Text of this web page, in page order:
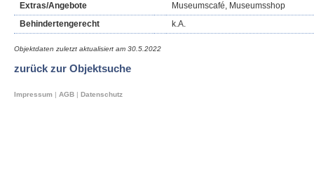
Extras/Angebote
Museumscafé, Museumsshop
Behindertengerecht
k.A.
Objektdaten zuletzt aktualisiert am 30.5.2022
zurück zur Objektsuche
Impressum | AGB | Datenschutz